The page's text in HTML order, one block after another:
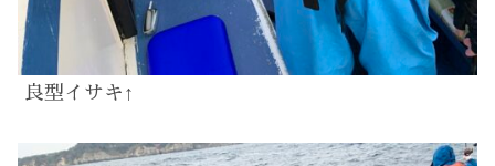
良型イサキ↑